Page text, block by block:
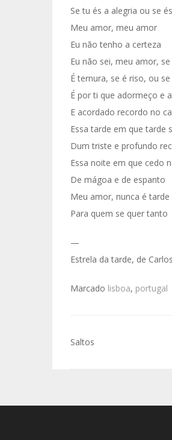
Se tu és a alegria ou se
Meu amor, meu amor
Eu não tenho a certeza
Eu não sei, meu amor,
É ternura, se é riso, ou
É por ti que adormeço e
E acordado recordo no
Essa tarde em que tarde
Dum triste e profundo
Essa noite em que cedo
De mágoa e de espanto
Meu amor, nunca é
Para quem se quer tanto
—
Estrela da tarde, de
Marcado lisboa, portugal
Navegação
Saltos